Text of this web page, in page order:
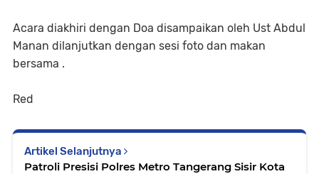
Acara diakhiri dengan Doa disampaikan oleh Ust Abdul
Manan dilanjutkan dengan sesi foto dan makan
bersama .
Red
Artikel Selanjutnya
Patroli Presisi Polres Metro Tangerang Sisir Kota